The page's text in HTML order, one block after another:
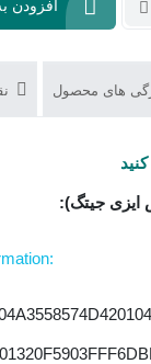
افزودن
های محصول
ایزی جیتگ):
:EMMC Device Information